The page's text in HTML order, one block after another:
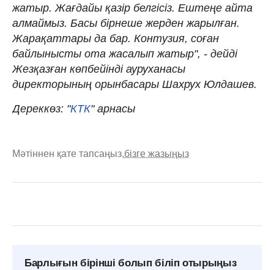
жатыр. Жағдайы қазір белгісіз. Ештеңе айта
алмаймыз. Басы бірнеше жерден жарылған.
Жарақаттары да бар. Контузия, соған
байлынысты ота жасалып жатыр", - дейді
Жезқазған көпбейінді ауруханасы
директорының орынбасары Шахрух Юлдашев.
Дереккөз: "КТК" арнасы
Мәтіннен қате тапсаңыз,бізге жазыңыз
Барлығын бірінші болып біліп отырыңыз